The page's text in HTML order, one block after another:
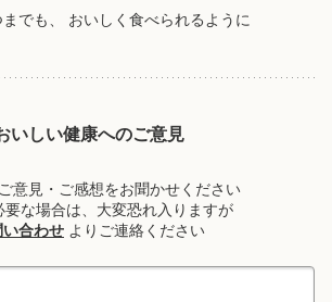
でも、 おいしく食べられるように
いしい健康へのご意見
意見・ご感想をお聞かせください
要な場合は、大変恐れ入りますが
い合わせ よりご連絡ください